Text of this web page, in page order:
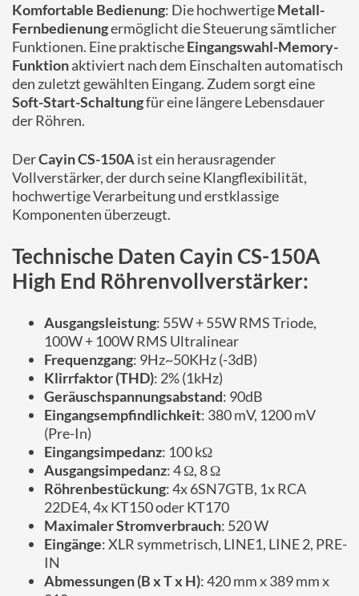
Komfortable Bedienung: Die hochwertigeMetall-
Fernbedienungermöglicht die Steuerung sämtlicher
Funktionen. Eine praktischeEingangswahl-Memory-
Funktionaktiviert nach dem Einschalten automatisch
den zuletzt gewählten Eingang. Zudem sorgt eine
Soft-Start-Schaltungfür eine längere Lebensdauer
der Röhren.
DerCayin CS-150Aist ein herausragender
Vollverstärker, der durch seine Klangflexibilität,
hochwertige Verarbeitung und erstklassige
Komponenten überzeugt.
Technische Daten Cayin CS-150A
High End Röhrenvollverstärker:
Ausgangsleistung: 55W + 55W RMS Triode,
100W + 100W RMS Ultralinear
Frequenzgang: 9Hz~50KHz (-3dB)
Klirrfaktor (THD): 2% (1kHz)
Geräuschspannungsabstand: 90dB
Eingangsempfindlichkeit: 380 mV, 1200 mV
(Pre-In)
Eingangsimpedanz: 100 kΩ
Ausgangsimpedanz: 4 Ω, 8 Ω
Röhrenbestückung: 4x 6SN7GTB, 1x RCA
22DE4, 4x KT150 oder KT170
Maximaler Stromverbrauch: 520 W
Eingänge: XLR symmetrisch, LINE1, LINE 2, PRE-
IN
Abmessungen (B x T x H): 420 mm x 389 mm x